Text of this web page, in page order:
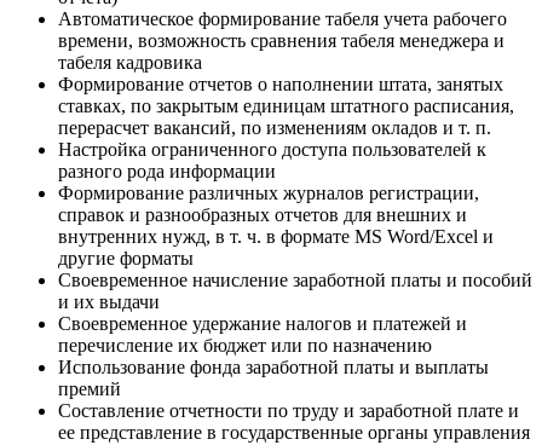
Автоматическое формирование табеля учета рабочего
времени, возможность сравнения табеля менеджера и
табеля кадровика
Формирование отчетов о наполнении штата, занятых
ставках, по закрытым единицам штатного расписания,
перерасчет вакансий, по изменениям окладов и т. п.
Настройка ограниченного доступа пользователей к
разного рода информации
Формирование различных журналов регистрации,
справок и разнообразных отчетов для внешних и
внутренних нужд, в т. ч. в формате MS Word/Excel и
другие форматы
Своевременное начисление заработной платы и пособий
и их выдачи
Своевременное удержание налогов и платежей и
перечисление их бюджет или по назначению
Использование фонда заработной платы и выплаты
премий
Составление отчетности по труду и заработной плате и
ее представление в государственные органы управления